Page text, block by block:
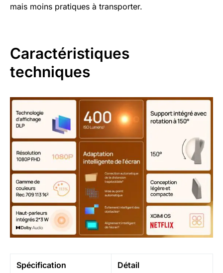
mais moins pratiques à transporter.
Caractéristiques
techniques
Spécification Détail